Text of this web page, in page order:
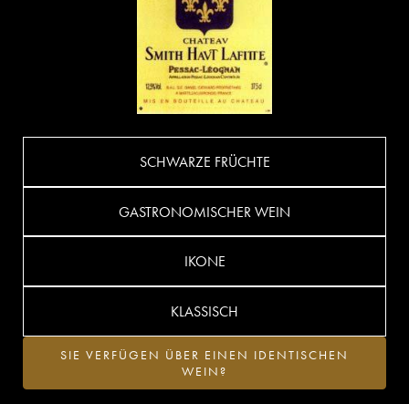
SCHWARZE FRÜCHTE
GASTRONOMISCHER WEIN
IKONE
KLASSISCH
SIE VERFÜGEN ÜBER EINEN IDENTISCHEN
WEIN?